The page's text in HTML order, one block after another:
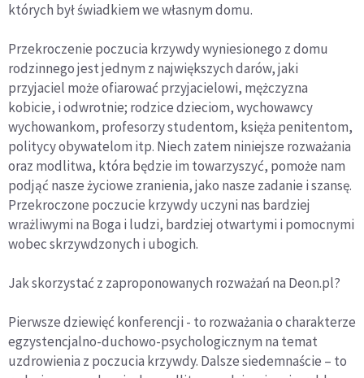
których był świadkiem we własnym domu.
Przekroczenie poczucia krzywdy wyniesionego z domu
rodzinnego jest jednym z największych darów, jaki
przyjaciel może ofiarować przyjacielowi, mężczyzna
kobicie, i odwrotnie; rodzice dzieciom, wychowawcy
wychowankom, profesorzy studentom, księża penitentom,
politycy obywatelom itp. Niech zatem niniejsze rozważania
oraz modlitwa, która będzie im towarzyszyć, pomoże nam
podjąć nasze życiowe zranienia, jako nasze zadanie i szansę.
Przekroczone poczucie krzywdy uczyni nas bardziej
wrażliwymi na Boga i ludzi, bardziej otwartymi i pomocnymi
wobec skrzywdzonych i ubogich.
Jak skorzystać z zaproponowanych rozważań na Deon.pl?
Pierwsze dziewięć konferencji - to rozważania o charakterze
egzystencjalno-duchowo-psychologicznym na temat
uzdrowienia z poczucia krzywdy. Dalsze siedemnaście – to